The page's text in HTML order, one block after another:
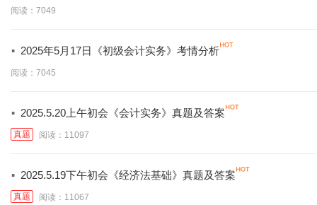
阅读：7049
· 2025年5月17日《初级会计实务》考情分析
阅读：7045
· 2025.5.20上午初会《会计实务》真题及答案
真题 阅读：11097
· 2025.5.19下午初会《经济法基础》真题及答案
真题 阅读：11067